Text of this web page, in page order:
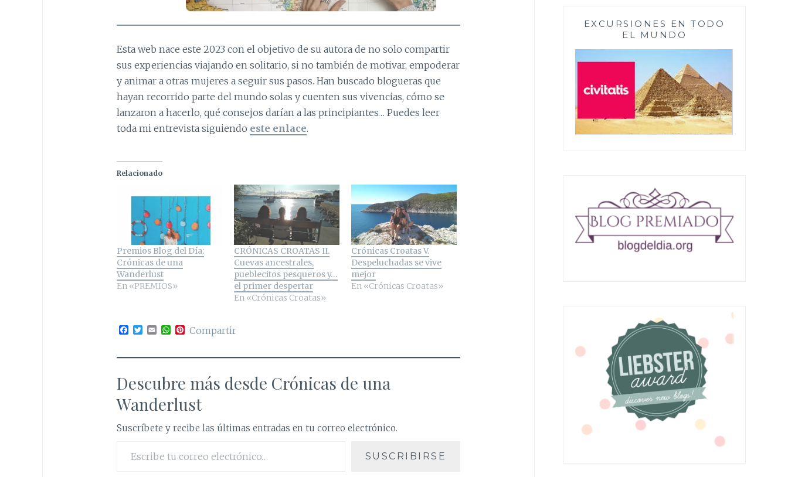
Esta web nace este 2023 con el objetivo de su autora de no solo compartir
sus experiencias viajando en solitario, si no también de motivar, empoderar
y animar a otras mujeres a seguir sus pasos. Han buscado blogueras que
hayan recorrido parte del mundo solas y cuenten sus vivencias, cómo se
lanzaron a hacerlo, qué consejos darían a las principiantes… Puedes leer
toda mi entrevista siguiendo este enlace.
Relacionado
Premios Blog del Día:
Crónicas de una
Wanderlust
En «PREMIOS»
CRÓNICAS CROATAS II.
Cuevas ancestrales,
pueblecitos pesqueros y…
el primer despertar
En «Crónicas Croatas»
Crónicas Croatas V.
Despeluchadas se vive
mejor
En «Crónicas Croatas»
F
e
o
T
t
r
E
i
W
t
p
p
P
t
e
t
Compartir
Descubre más desde Crónicas de una
Wanderlust
Suscríbete y recibe las últimas entradas en tu correo electrónico.
SUSCRIBIRSE
EXCURSIONES EN TODO
EL MUNDO